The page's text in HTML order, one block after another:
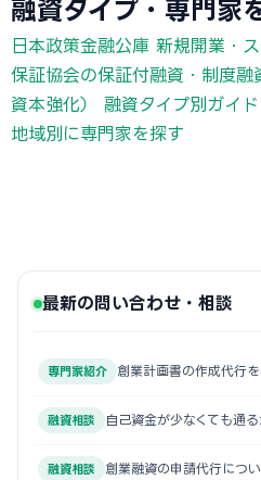
融資タイプ・専門家
日本政策金融公庫 新規開業・
保証協会の保証付融資・制度融
資本強化）
融資タイプ別ガイド
地域別に専門家を探す
最新の問い合わせ・相談
専門家紹介 創業計画書の作成代行
融資相談 自己資金が少なくても通
融資相談 創業融資の申請代行につ